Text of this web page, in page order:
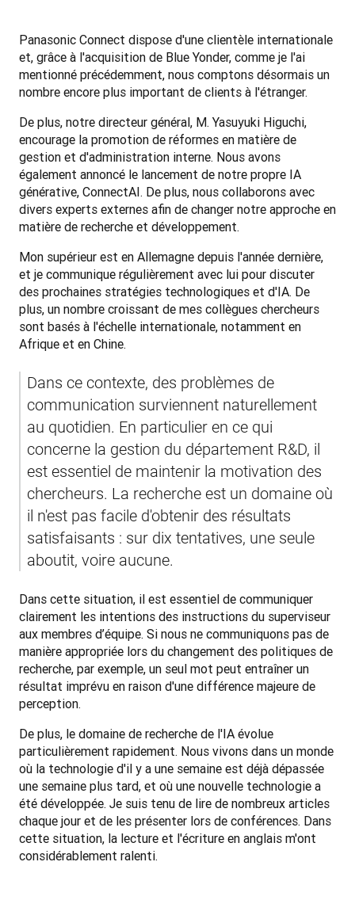
Panasonic Connect dispose d'une clientèle internationale
et, grâce à l'acquisition de Blue Yonder, comme je l'ai
mentionné précédemment, nous comptons désormais un
nombre encore plus important de clients à l'étranger.
De plus, notre directeur général, M. Yasuyuki Higuchi,
encourage la promotion de réformes en matière de
gestion et d'administration interne. Nous avons
également annoncé le lancement de notre propre IA
générative, ConnectAI. De plus, nous collaborons avec
divers experts externes afin de changer notre approche en
matière de recherche et développement.
Mon supérieur est en Allemagne depuis l'année dernière,
et je communique régulièrement avec lui pour discuter
des prochaines stratégies technologiques et d'IA. De
plus, un nombre croissant de mes collègues chercheurs
sont basés à l'échelle internationale, notamment en
Afrique et en Chine.
Dans ce contexte, des problèmes de
communication surviennent naturellement
au quotidien. En particulier en ce qui
concerne la gestion du département R&D, il
est essentiel de maintenir la motivation des
chercheurs. La recherche est un domaine où
il n'est pas facile d'obtenir des résultats
satisfaisants : sur dix tentatives, une seule
aboutit, voire aucune.
Dans cette situation, il est essentiel de communiquer
clairement les intentions des instructions du superviseur
aux membres d’équipe. Si nous ne communiquons pas de
manière appropriée lors du changement des politiques de
recherche, par exemple, un seul mot peut entraîner un
résultat imprévu en raison d'une différence majeure de
perception.
De plus, le domaine de recherche de l'IA évolue
particulièrement rapidement. Nous vivons dans un monde
où la technologie d'il y a une semaine est déjà dépassée
une semaine plus tard, et où une nouvelle technologie a
été développée. Je suis tenu de lire de nombreux articles
chaque jour et de les présenter lors de conférences. Dans
cette situation, la lecture et l'écriture en anglais m'ont
considérablement ralenti.